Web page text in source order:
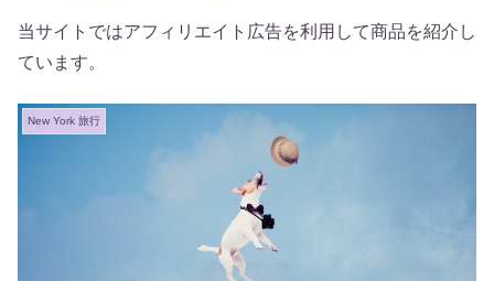
当サイトではアフィリエイト広告を利用して商品を紹介し
ています。
New York 旅行